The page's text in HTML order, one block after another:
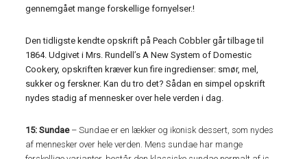
gennemgået mange forskellige fornyelser.!
Den tidligste kendte opskrift på Peach Cobbler går tilbage til
1864. Udgivet i Mrs. Rundell’s A New System of Domestic
Cookery, opskriften kræver kun fire ingredienser: smør, mel,
sukker og ferskner. Kan du tro det? Sådan en simpel opskrift
nydes stadig af mennesker over hele verden i dag.
15: Sundae– Sundae er en lækker og ikonisk dessert, som nydes
af mennesker over hele verden. Mens sundae har mange